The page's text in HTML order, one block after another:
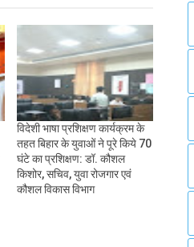
विदेशी भाषा प्रशिक्षण कार्यक्रम के
तहत बिहार के युवाओं ने पूरे किये 70
घंटे का प्रशिक्षण: डॉ. कौशल
किशोर, सचिव, युवा रोजगार एवं
कौशल विकास विभाग